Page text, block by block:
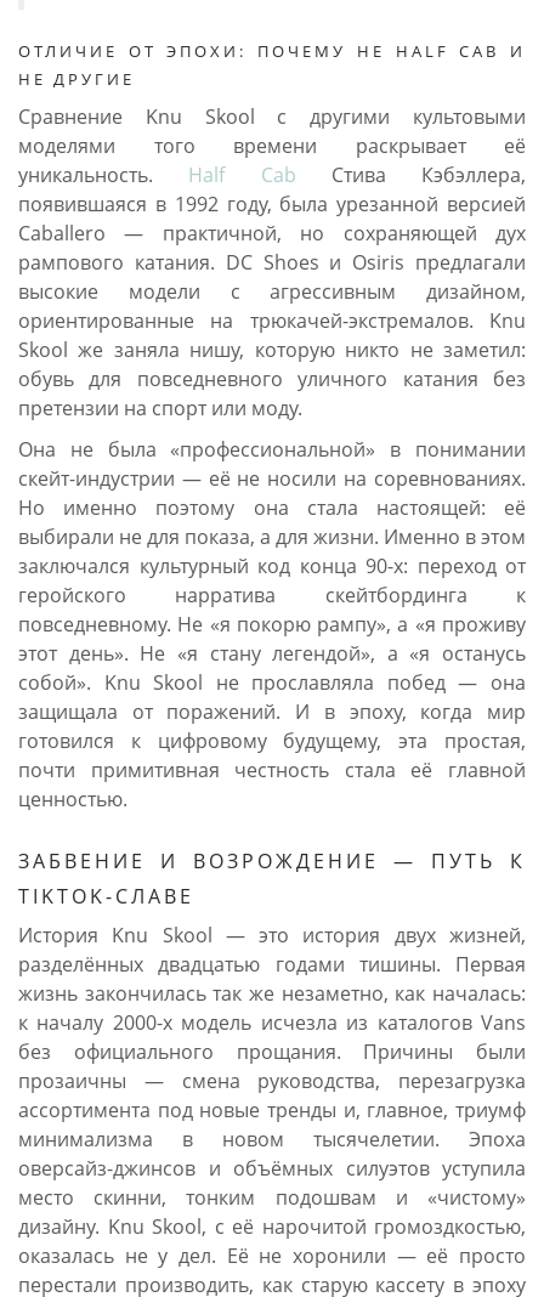
ОТЛИЧИЕ ОТ ЭПОХИ: ПОЧЕМУ НЕ HALF CAB И
НЕ ДРУГИЕ
Сравнение Knu Skool с другими культовыми
моделями того времени раскрывает её
уникальность. Half Cab Стива Кэбэллера,
появившаяся в 1992 году, была урезанной версией
Caballero — практичной, но сохраняющей дух
рампового катания. DC Shoes и Osiris предлагали
высокие модели с агрессивным дизайном,
ориентированные на трюкачей-экстремалов. Knu
Skool же заняла нишу, которую никто не заметил:
обувь для повседневного уличного катания без
претензии на спорт или моду.
Она не была «профессиональной» в понимании
скейт-индустрии — её не носили на соревнованиях.
Но именно поэтому она стала настоящей: её
выбирали не для показа, а для жизни. Именно в этом
заключался культурный код конца 90-х: переход от
геройского нарратива скейтбординга к
повседневному. Не «я покорю рампу», а «я проживу
этот день». Не «я стану легендой», а «я останусь
собой». Knu Skool не прославляла побед — она
защищала от поражений. И в эпоху, когда мир
готовился к цифровому будущему, эта простая,
почти примитивная честность стала её главной
ценностью.
ЗАБВЕНИЕ И ВОЗРОЖДЕНИЕ — ПУТЬ К
TIKTOK-СЛАВЕ
История Knu Skool — это история двух жизней,
разделённых двадцатью годами тишины. Первая
жизнь закончилась так же незаметно, как началась:
к началу 2000-х модель исчезла из каталогов Vans
без официального прощания. Причины были
прозаичны — смена руководства, перезагрузка
ассортимента под новые тренды и, главное, триумф
минимализма в новом тысячелетии. Эпоха
оверсайз-джинсов и объёмных силуэтов уступила
место скинни, тонким подошвам и «чистому»
дизайну. Knu Skool, с её нарочитой громоздкостью,
оказалась не у дел. Её не хоронили — её просто
перестали производить, как старую кассету в эпоху